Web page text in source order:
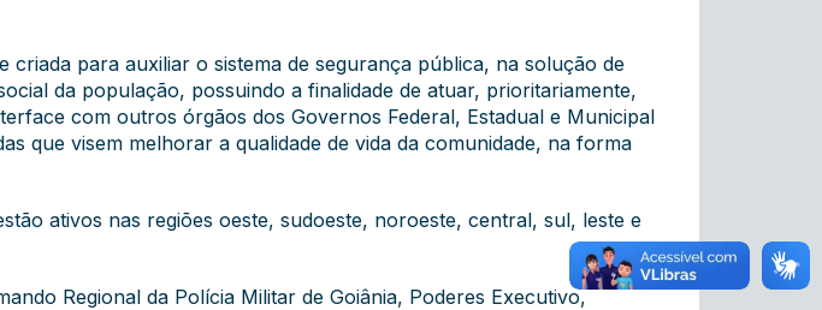
criada para auxiliar o sistema de segurança pública, na solução de
da população, possuindo a finalidade de atuar, prioritariamente,
com outros órgãos dos Governos Federal, Estadual e Municipal
que visem melhorar a qualidade de vida da comunidade, na forma
ativos nas regiões oeste, sudoeste, noroeste, central, sul, leste e
Regional da Polícia Militar de Goiânia, Poderes Executivo,